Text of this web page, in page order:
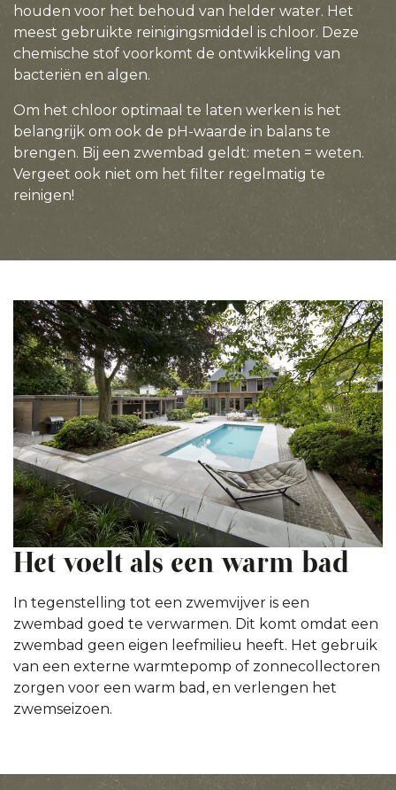
houden voor het behoud van helder water. Het
meest gebruikte reinigingsmiddel is chloor. Deze
chemische stof voorkomt de ontwikkeling van
bacteriën en algen.
Om het chloor optimaal te laten werken is het
belangrijk om ook de pH-waarde in balans te
brengen. Bij een zwembad geldt: meten = weten.
Vergeet ook niet om het filter regelmatig te
reinigen!
Het voelt als een warm bad
In tegenstelling tot een zwemvijver is een
zwembad goed te verwarmen. Dit komt omdat een
zwembad geen eigen leefmilieu heeft. Het gebruik
van een externe warmtepomp of zonnecollectoren
zorgen voor een warm bad, en verlengen het
zwemseizoen.